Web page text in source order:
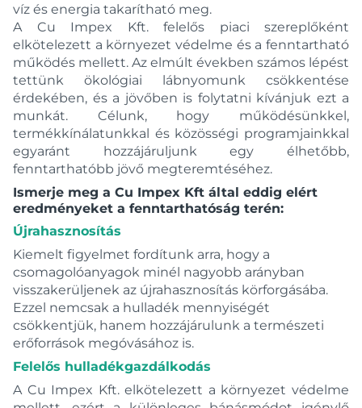
Eurosmart Cosmopolitan
Eurosmart Cosmopolitan E
Eurostyle
Eurostyle Cosmopolitan
Eurosztár
Evo
Fiesta
Fiesta Bright Gold
Fiinoris
Finoris
Flat
Flow
Focus
Fontas
Formentera
Grandera
Hello
Isso
víz és energia takarítható meg.
A Cu Impex Kft. felelős piaci szereplőként
elkötelezett a környezet védelme és a fenntartható
működés mellett. Az elmúlt években számos lépést
tettünk ökológiai lábnyomunk csökkentése
érdekében, és a jövőben is folytatni kívánjuk ezt a
munkát. Célunk, hogy működésünkkel,
termékkínálatunkkal és közösségi programjainkkal
egyaránt hozzájáruljunk egy élhetőbb,
fenntarthatóbb jövő megteremtéséhez.
Ismerje meg a Cu Impex Kft által eddig elért
eredményeket a fenntarthatóság terén:
Újrahasznosítás
Kiemelt figyelmet fordítunk arra, hogy a
csomagolóanyagok minél nagyobb arányban
visszakerüljenek az újrahasznosítás körforgásába.
Ezzel nemcsak a hulladék mennyiségét
csökkentjük, hanem hozzájárulunk a természeti
erőforrások megóvásához is.
Felelős hulladékgazdálkodás
A Cu Impex Kft. elkötelezett a környezet védelme